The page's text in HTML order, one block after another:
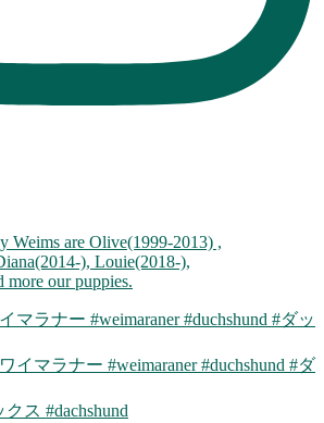
Weims are Olive(1999-2013) ,
), Louie(2018-),
our puppies.
マラナー #weimaraner #duchshund #ダッ
ス #dachshund